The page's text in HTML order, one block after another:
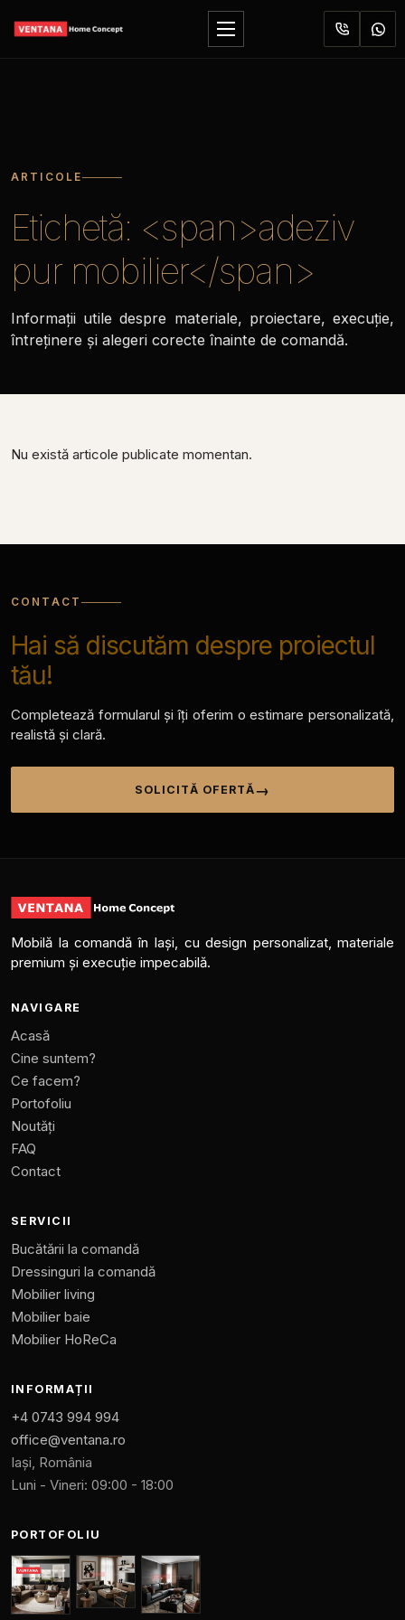
Deschide
ARTICOLE
Etichetă: <span>adeziv
pur mobilier</span>
Informații utile despre materiale, proiectare, execuție,
întreținere și alegeri corecte înainte de comandă.
Nu există articole publicate momentan.
CONTACT
Hai să discutăm despre proiectul
tău!
Completează formularul și îți oferim o estimare personalizată,
realistă și clară.
SOLICITĂ OFERTĂ
Mobilă la comandă în Iași, cu design personalizat, materiale
premium și execuție impecabilă.
NAVIGARE
Acasă
Cine suntem?
Ce facem?
Portofoliu
Noutăți
FAQ
Contact
SERVICII
Bucătării la comandă
Dressinguri la comandă
Mobilier living
Mobilier baie
Mobilier HoReCa
INFORMAȚII
+4 0743 994 994
office@ventana.ro
Iași, România
Luni - Vineri: 09:00 - 18:00
PORTOFOLIU